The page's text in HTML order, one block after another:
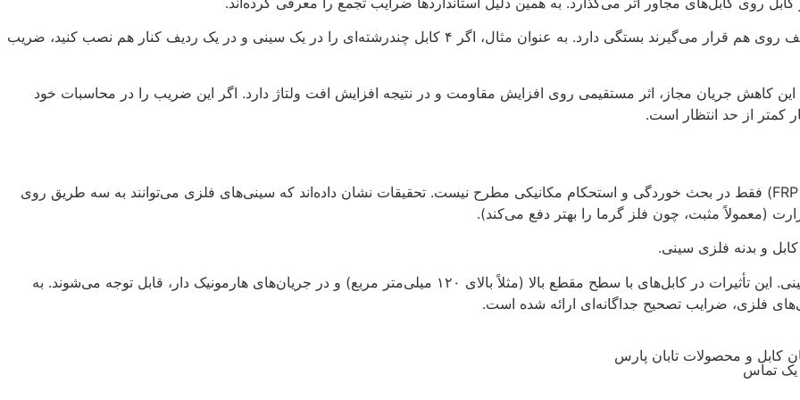
این ضرایب به تعداد کل کابل‌ها یا مدارهایی که در یک ردیف یا چند ردیف روی هم قرار می‌گیرند بستگی دارد. به عنوان مثال، اگر ۴ کابل چندرشته‌ای را در یک سینی و در یک ردیف کنار هم نصب کنید، ضریب
نامی آن کاهش می‌یابد. این کاهش جریان مجاز، اثر مستقیمی روی افزایش مقاومت و در نتیجه افزایش افت ولتاژ دارد. اگر این ضریب را در محاسبات خود
کمتر از حد انتظار است.
جنس سینی کابل (فولادی گالوانیزه، آلومینیوم، استیل ضدزنگ یا حتی FRP) فقط در بحث خوردگی و استحکام مکانیکی مطرح نیست. تحقیقات نشان داده‌اند که سینی‌های فلزی می‌توانند به سه طریق روی
(معمولاً مثبت، چون فلز گرما را بهتر دفع می‌کند).
سوم، با ایجاد تلفات القایی ناشی از جریان‌های گردابی در خود بدنه سینی. این تأثیرات در کابل‌های با سطح مقطع بالا (مثلاً بالای ۱۲۰ میلی‌متر مربع) و در جریان‌های هارمونیک دار، قابل توجه می‌شوند. به
کابل و محصولات تابان پارس